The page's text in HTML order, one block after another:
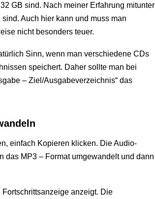
GB sind. Nach meiner Erfahrung mitunter
Auch hier kann und muss man
nicht besonders teuer.
Sinn, wenn man verschiedene CDs
speichert. Daher sollte man bei
– Ziel/Ausgabeverzeichnis“ das
einfach Kopieren klicken. Die Audio-
das MP3 – Format umgewandelt und dann
anzeigt. Die